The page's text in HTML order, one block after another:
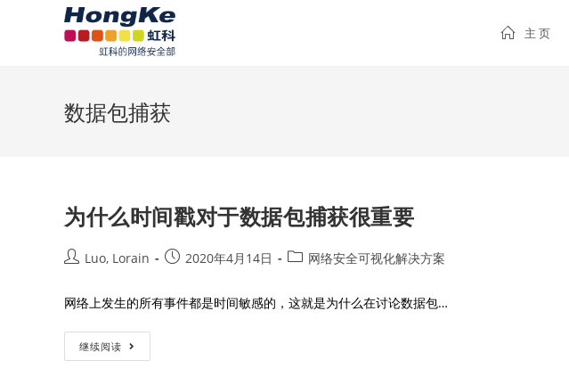
主页
数据包捕获
为什么时间戳对于数据包捕获很重要
Luo, Lorain 2020年4月14日 网络安全可视化解决方案
网络上发生的所有事件都是时间敏感的，这就是为什么在讨论数据包…
继续阅读